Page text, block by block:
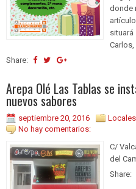
donde
situará
Share:
Arepa Olé Las Tablas se
nuevos sabores
septiembre 20, 2016
No hay comentarios:
C/
del
Share: